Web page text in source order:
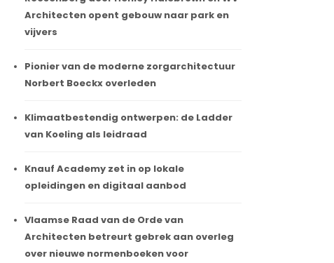
Architecten opent gebouw naar park en
vijvers
Pionier van de moderne zorgarchitectuur
Norbert Boeckx overleden
Klimaatbestendig ontwerpen: de Ladder
van Koeling als leidraad
Knauf Academy zet in op lokale
opleidingen en digitaal aanbod
Vlaamse Raad van de Orde van
Architecten betreurt gebrek aan overleg
over nieuwe normenboeken voor